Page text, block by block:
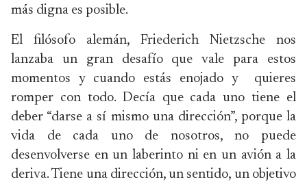
más digna es posible.
El filósofo alemán, Friederich Nietzsche nos
lanzaba un gran desafío que vale para estos
momentos y cuando estás enojado y quieres
romper con todo. Decía que cada uno tiene el
deber “darse a sí mismo una dirección”, porque la
vida de cada uno de nosotros, no puede
desenvolverse en un laberinto ni en un avión a la
deriva. Tiene una dirección, un sentido, un objetivo